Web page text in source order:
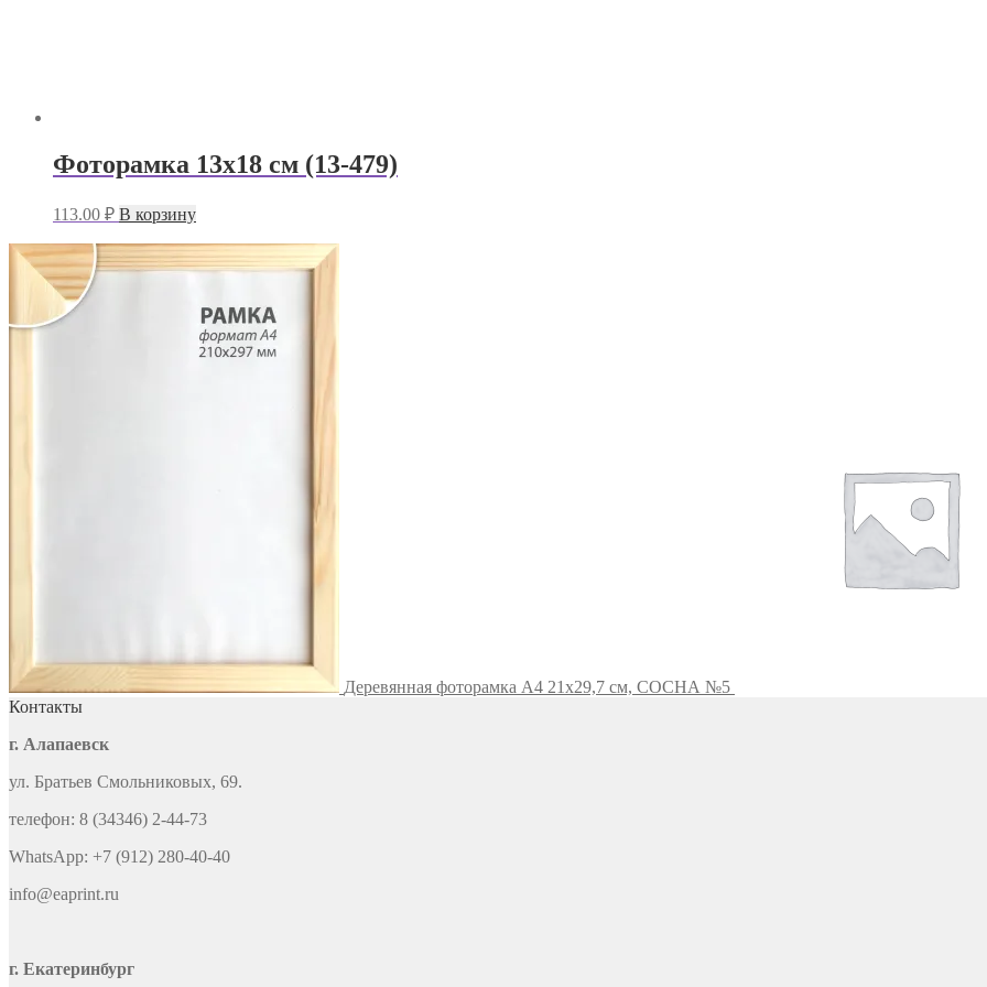
Фоторамка 13х18 см (13-479)
113.00 ₽ В корзину
Деревянная фоторамка А4 21х29,7 см, СОСНА №5
Контакты
г. Алапаевск
ул. Братьев Смольниковых, 69.
телефон: 8 (34346) 2-44-73
WhatsApp: +7 (912) 280-40-40
info@eaprint.ru
г. Екатеринбург